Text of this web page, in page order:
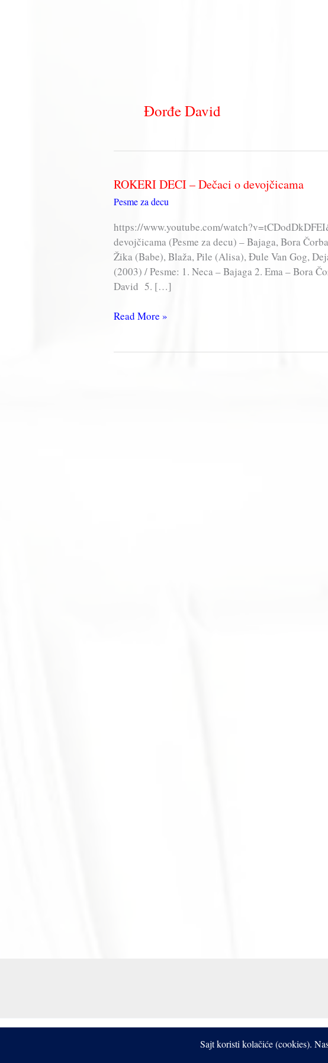
Đorđe David
ROKERI DECI – Dečaci o devojčicama
Pesme za decu
https://www.youtube.com/
devojčicama (Pesme za decu) – Bajaga, Bora
Žika (Babe), Blaža, Pile (Alisa), Đule Van Gog,
(2003) / Pesme: 1. Neca – Bajaga 2. Ema – Bora
David 5. […]
ROKERI
Read More »
Sajt koristi kolačiće (cookies).